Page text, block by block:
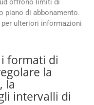
offrono limiti di
piano di abbonamento.
ulteriori informazioni
formati di
la
la
intervalli di